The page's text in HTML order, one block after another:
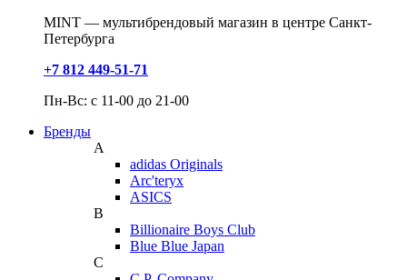
MINT — мультибрендовый магазин в центре Санкт-
Петербурга
+7 812 449-51-71
Пн-Вс: с 11-00 до 21-00
Бренды
A
adidas Originals
Arc'teryx
ASICS
B
Billionaire Boys Club
Blue Blue Japan
C